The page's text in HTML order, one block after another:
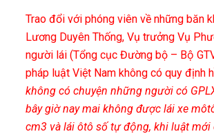
Trao đổi với phóng viên về những băn
Lương Duyên Thống, Vụ trưởng Vụ
người lái (Tổng cục Đường bộ – Bộ
pháp luật Việt Nam không có quy định
không có chuyện những người có
bây giờ nay mai không được lái xe
cm3 và lái ôtô số tự động, khi luật mới